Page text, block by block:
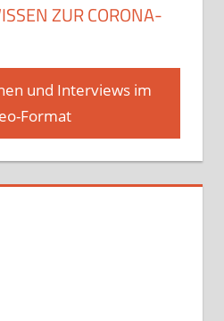
ZUR CORONA-
und Interviews im
Format